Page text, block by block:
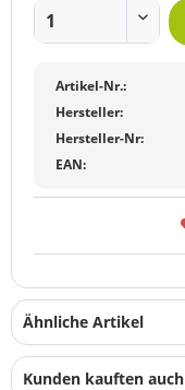
Artikel-Nr.:
Hersteller:
Hersteller-Nr:
EAN:
Ähnliche Artikel
Kunden kauften auch